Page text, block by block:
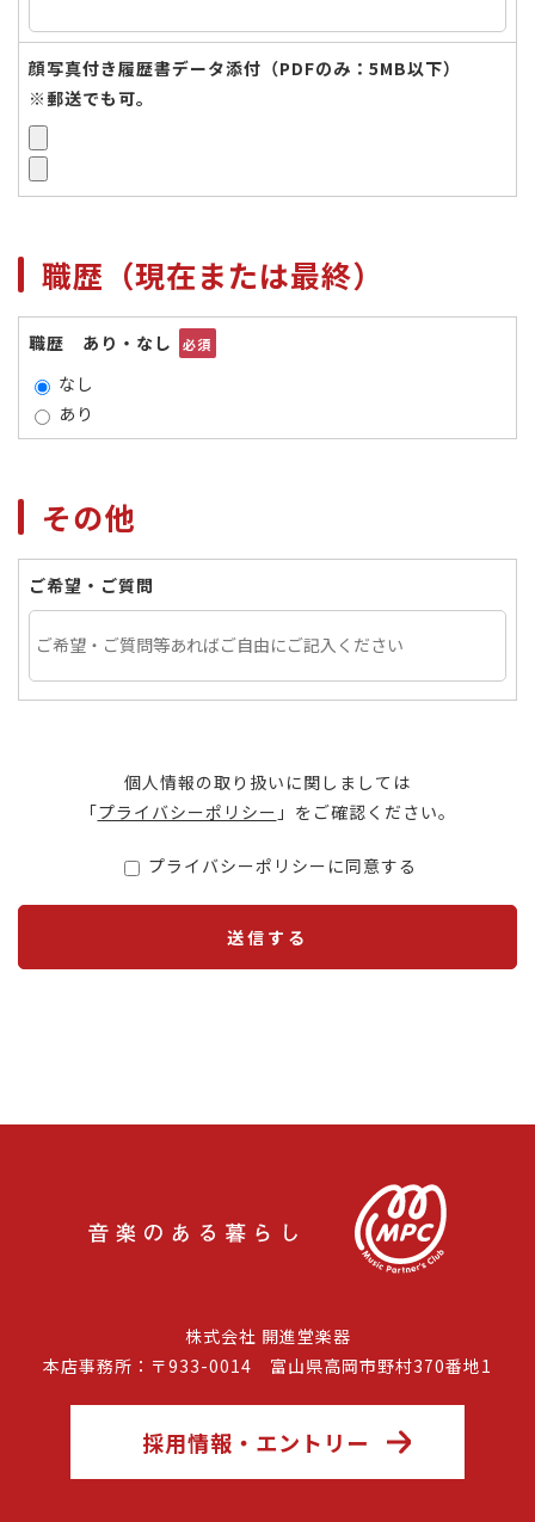
顔写真付き履歴書データ添付（PDFのみ：5MB以下）
※郵送でも可。
職歴（現在または最終）
職歴 あり・なし 必須
なし
あり
その他
ご希望・ご質問
個人情報の取り扱いに関しましては
「プライバシーポリシー 」をご確認ください。
プライバシーポリシーに同意する
株式会社 開進堂楽器
本店事務所：〒933-0014 富山県高岡市野村370番地1
採用情報・エントリー